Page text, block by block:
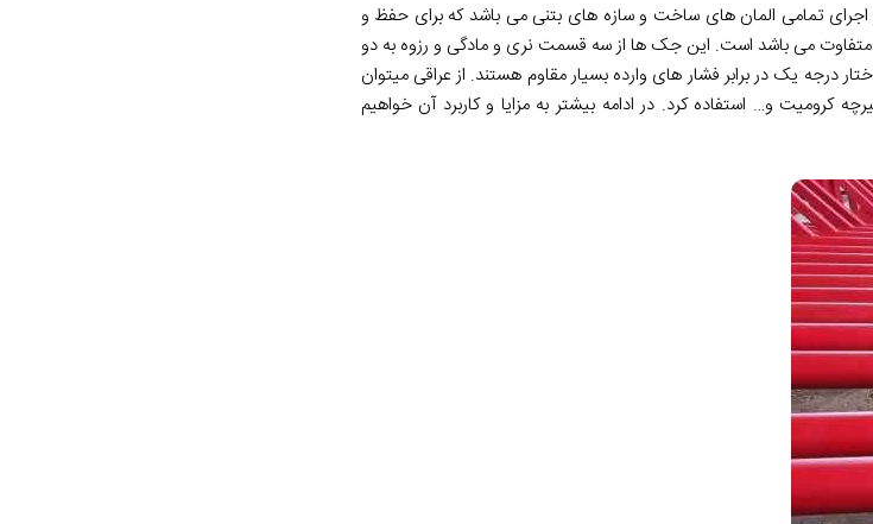
تمامی المان های ساخت و سازه های بتنی می باشد که برای حفظ و
متفاوت می باشد است. این جک ها از سه قسمت نری و مادگی و رزوه به دو
یک در برابر فشار های وارده بسیار مقاوم هستند. از عراقی میتوان
و… استفاده کرد. در ادامه بیشتر به مزایا و کاربرد آن خواهیم